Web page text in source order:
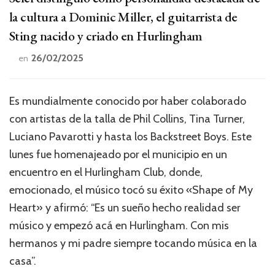
la cultura a Dominic Miller, el guitarrista de
Sting nacido y criado en Hurlingham
en 26/02/2025
Es mundialmente conocido por haber colaborado
con artistas de la talla de Phil Collins, Tina Turner,
Luciano Pavarotti y hasta los Backstreet Boys. Este
lunes fue homenajeado por el municipio en un
encuentro en el Hurlingham Club, donde,
emocionado, el músico tocó su éxito «Shape of My
Heart» y afirmó: “Es un sueño hecho realidad ser
músico y empezó acá en Hurlingham. Con mis
hermanos y mi padre siempre tocando música en la
casa”.